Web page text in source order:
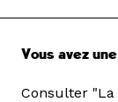
Vous avez
Consulter "La